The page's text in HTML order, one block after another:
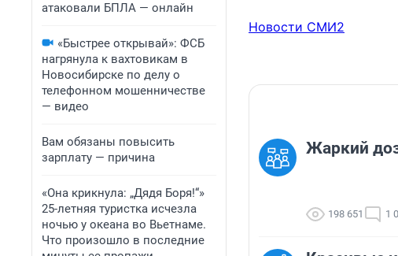
атаковали БПЛА — онлайн
«Быстрее открывай»: ФСБ
нагрянула к вахтовикам в
Новосибирске по делу о
телефонном мошенничестве
— видео
Вам обязаны повысить
зарплату — причина
«Она крикнула: „Дядя Боря!“»
25-летняя туристка исчезла
ночью у океана во Вьетнаме.
Что произошло в последние
Новости СМИ2
Жаркий
198 651 1